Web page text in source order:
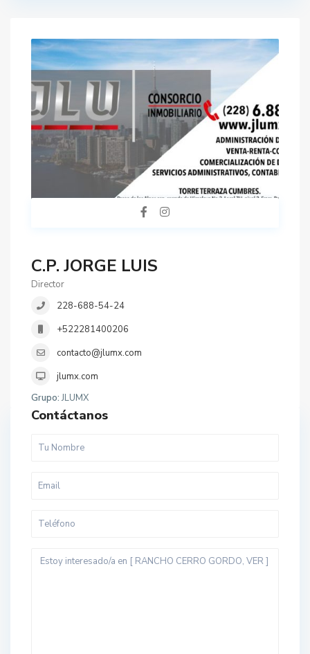
C.P. JORGE LUIS
Director
228-688-54-24
+522281400206
contacto@jlumx.com
jlumx.com
Grupo:JLUMX
Contáctanos